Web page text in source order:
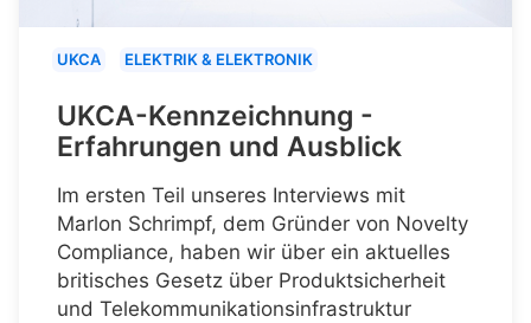
UKCA ELEKTRIK & ELEKTRONIK
UKCA-Kennzeichnung -
Erfahrungen und Ausblick
Im ersten Teil unseres Interviews mit
Marlon Schrimpf, dem Gründer von Novelty
Compliance, haben wir über ein aktuelles
britisches Gesetz über Produktsicherheit
und Telekommunikationsinfrastruktur